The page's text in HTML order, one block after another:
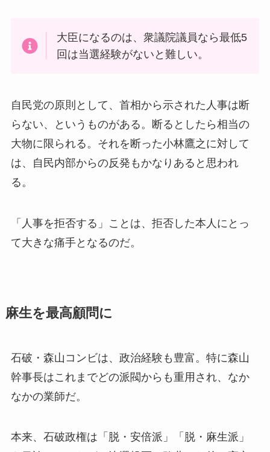
大臣になるのは、衆議院議員なら最低5
回は当選経験がないと難しい。
自民党の原則として、首相から示された人事は断
らない、というものがある。断るとしたら相当の
大物に限られる。それを断った小林鷹之に対して
は、自民内部からの反発もかなりあると思われ
る。
「人事を拒否する」ことは、拒否した本人にとっ
て大きな痛手となるのだ。
麻生を最高顧問に
石破・森山コンビは、政治経験も豊富。特に森山
幹事長はこれまでどの派閥からも重用され、なか
なかの業師だ。
本来、石破政権は「脱・安倍派」「脱・麻生派」